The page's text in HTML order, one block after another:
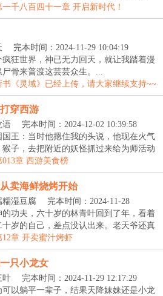
一千八百四十一章 开启新时代！
完本时间：2024-11-29 10:04:19
狂世界，神已无力回天，就让我踏着漫
尸骨来普渡这芸芸众生。...
书《灵域》已经上传，请大家继续支持~~
穿西游
语
完本时间：2024-12-02 10:39:58
王：当时他摁住我的头说，他现在火气
子，去把附近的妖怪抓过来给为师活动
013章 西游美食榜
卖海鲜烧烤开始
糯湿豆腐
完本时间：2024-11-28
功夫，六十岁的林青叶回到了年，看着
岁的自己，差点没认出来。老天爷还真
12章 开卖蜜汁烤虾
只小龙女
叶
完本时间：2024-11-29 12:17:29
以躺平一辈子，结果天降妹妹还是小龙